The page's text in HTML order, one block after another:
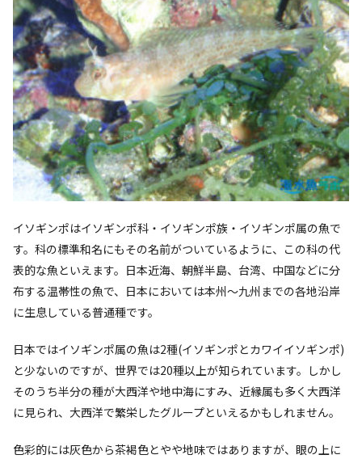
イソギンポはイソギンポ科・イソギンポ族・イソギンポ属の魚で
す。科の標準和名にもその名前がついているように、この科の代
表的な魚といえます。日本近海、朝鮮半島、台湾、中国などに分
布する温帯性の魚で、日本においては本州～九州までの各地沿岸
に生息している普通種です。
日本ではイソギンポ属の魚は2種(イソギンポとカワイイソギンポ)
と少ないのですが、世界では20種以上が知られています。しかし
そのうち半分の種が大西洋や地中海にすみ、近縁属も多く大西洋
に見られ、大西洋で繁栄したグループといえるかもしれません。
色彩的には灰色から茶褐色とやや地味ではありますが、眼の上に